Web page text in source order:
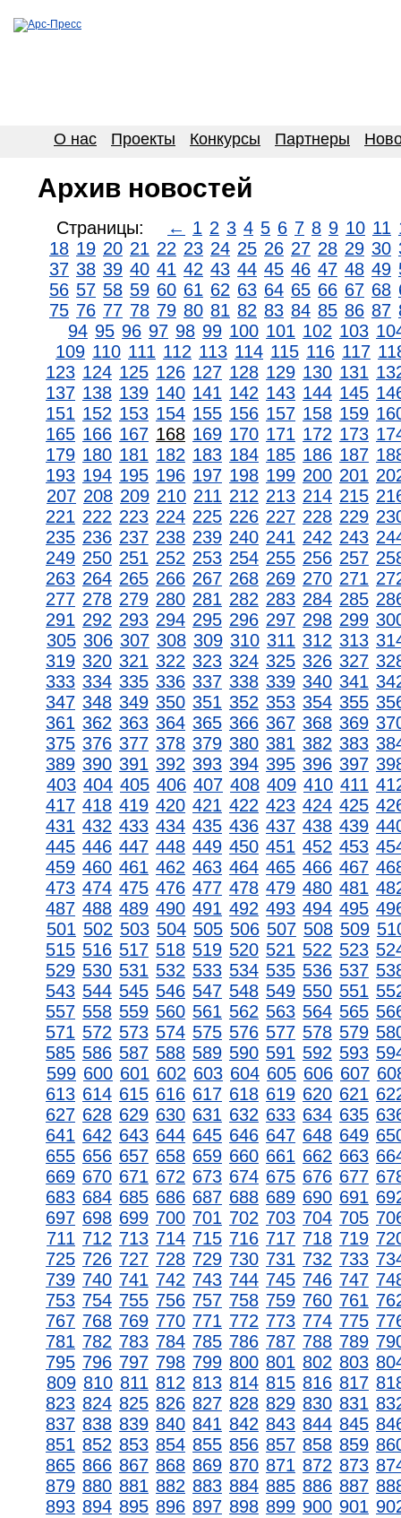
О нас Проекты Конкурсы Партнеры
Архив новостей
Страницы: ← 1 2 3 4 5 6 7 8 9 10 11
18 19 20 21 22 23 24 25 26 27 28 29 30
37 38 39 40 41 42 43 44 45 46 47 48 49
56 57 58 59 60 61 62 63 64 65 66 67 68
75 76 77 78 79 80 81 82 83 84 85 86 87
94 95 96 97 98 99 100 101 102 103
109 110 111 112 113 114 115 116 117
123 124 125 126 127 128 129 130 131
137 138 139 140 141 142 143 144 145
151 152 153 154 155 156 157 158 159
165 166 167 168 169 170 171 172 173
179 180 181 182 183 184 185 186 187
193 194 195 196 197 198 199 200 201
207 208 209 210 211 212 213 214 215
221 222 223 224 225 226 227 228 229
235 236 237 238 239 240 241 242 243
249 250 251 252 253 254 255 256 257
263 264 265 266 267 268 269 270 271
277 278 279 280 281 282 283 284 285
291 292 293 294 295 296 297 298 299
305 306 307 308 309 310 311 312 313
319 320 321 322 323 324 325 326 327
333 334 335 336 337 338 339 340 341
347 348 349 350 351 352 353 354 355
361 362 363 364 365 366 367 368 369
375 376 377 378 379 380 381 382 383
389 390 391 392 393 394 395 396 397
403 404 405 406 407 408 409 410 411
417 418 419 420 421 422 423 424 425
431 432 433 434 435 436 437 438 439
445 446 447 448 449 450 451 452 453
459 460 461 462 463 464 465 466 467
473 474 475 476 477 478 479 480 481
487 488 489 490 491 492 493 494 495
501 502 503 504 505 506 507 508 509
515 516 517 518 519 520 521 522 523
529 530 531 532 533 534 535 536 537
543 544 545 546 547 548 549 550 551
557 558 559 560 561 562 563 564 565
571 572 573 574 575 576 577 578 579
585 586 587 588 589 590 591 592 593
599 600 601 602 603 604 605 606 607
613 614 615 616 617 618 619 620 621
627 628 629 630 631 632 633 634 635
641 642 643 644 645 646 647 648 649
655 656 657 658 659 660 661 662 663
669 670 671 672 673 674 675 676 677
683 684 685 686 687 688 689 690 691
697 698 699 700 701 702 703 704 705
711 712 713 714 715 716 717 718 719
725 726 727 728 729 730 731 732 733
739 740 741 742 743 744 745 746 747
753 754 755 756 757 758 759 760 761
767 768 769 770 771 772 773 774 775
781 782 783 784 785 786 787 788 789
795 796 797 798 799 800 801 802 803
809 810 811 812 813 814 815 816 817
823 824 825 826 827 828 829 830 831
837 838 839 840 841 842 843 844 845
851 852 853 854 855 856 857 858 859
865 866 867 868 869 870 871 872 873
879 880 881 882 883 884 885 886 887
893 894 895 896 897 898 899 900 901